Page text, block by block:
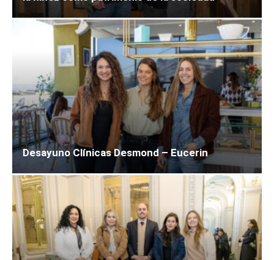
Desayuno Clínicas Desmond – Eucerin